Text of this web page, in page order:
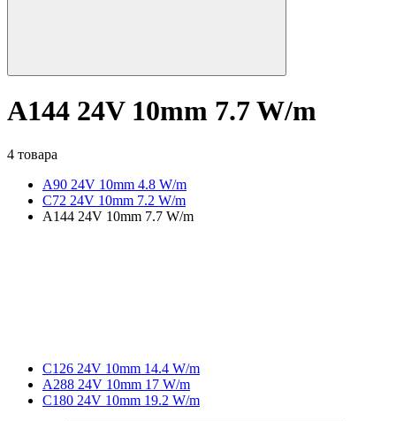
A144 24V 10mm 7.7 W/m
4 товара
A90 24V 10mm 4.8 W/m
C72 24V 10mm 7.2 W/m
A144 24V 10mm 7.7 W/m
C126 24V 10mm 14.4 W/m
A288 24V 10mm 17 W/m
C180 24V 10mm 19.2 W/m